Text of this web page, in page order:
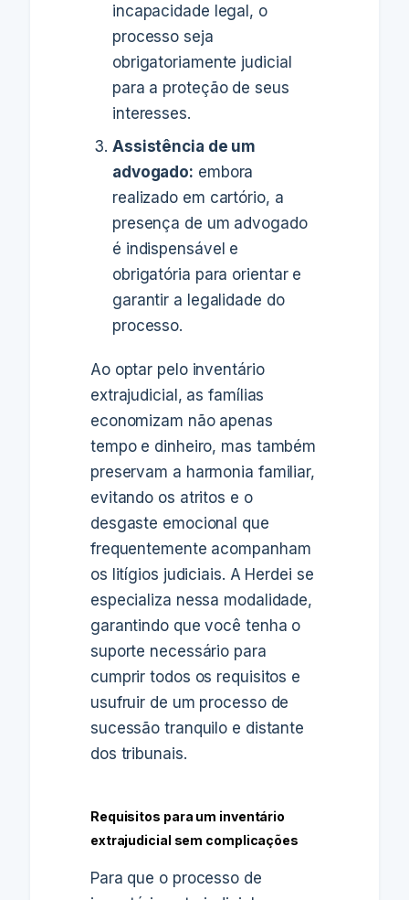
incapacidade legal, o
processo seja
obrigatoriamente judicial
para a proteção de seus
interesses.
Assistência de um
advogado: embora
realizado em cartório, a
presença de um advogado
é indispensável e
obrigatória para orientar e
garantir a legalidade do
processo.
Ao optar pelo inventário
extrajudicial, as famílias
economizam não apenas
tempo e dinheiro, mas também
preservam a harmonia familiar,
evitando os atritos e o
desgaste emocional que
frequentemente acompanham
os litígios judiciais. A Herdei se
especializa nessa modalidade,
garantindo que você tenha o
suporte necessário para
cumprir todos os requisitos e
usufruir de um processo de
sucessão tranquilo e distante
dos tribunais.
Requisitos para um inventário
extrajudicial sem complicações
Para que o processo de